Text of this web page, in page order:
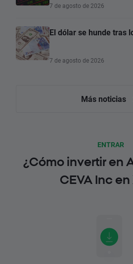
7 de agosto de 2026
El dólar se hunde tras
7 de agosto de 2026
Más noticias
ENTRAR
¿Cómo invertir en
CEVA Inc en